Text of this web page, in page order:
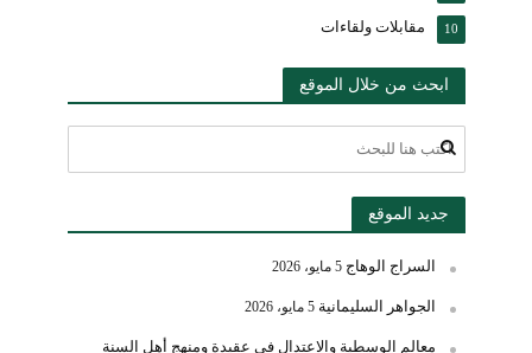
مقابلات ولقاءات 10
ابحث من خلال الموقع
جديد الموقع
السراج الوهاج 5 مايو، 2026
الجواهر السليمانية 5 مايو، 2026
معالم الوسطية والاعتدال في عقيدة ومنهج أهل السنة